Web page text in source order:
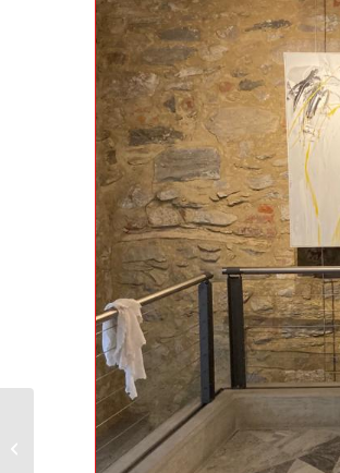
Mangiare bene
spendendo poco:
incontro di informazione